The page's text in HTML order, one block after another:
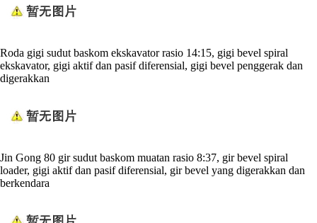
Roda gigi sudut baskom ekskavator rasio 14:15, gigi bevel spiral
ekskavator, gigi aktif dan pasif diferensial, gigi bevel penggerak dan
digerakkan
Jin Gong 80 gir sudut baskom muatan rasio 8:37, gir bevel spiral
loader, gigi aktif dan pasif diferensial, gir bevel yang digerakkan dan
berkendara